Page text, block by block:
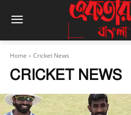
Home Cricket News
CRICKET NEWS